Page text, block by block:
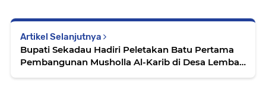
Artikel Selanjutnya
Bupati Sekadau Hadiri Peletakan Batu Pertama
Pembangunan Musholla Al-Karib di Desa Lembah